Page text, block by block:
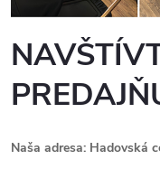
Naša adresa: Hadovská